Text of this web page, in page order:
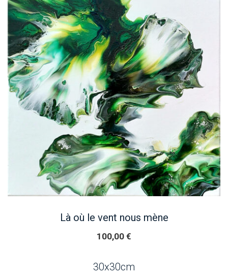
Là où le vent nous mène
100,00 €
30x30cm